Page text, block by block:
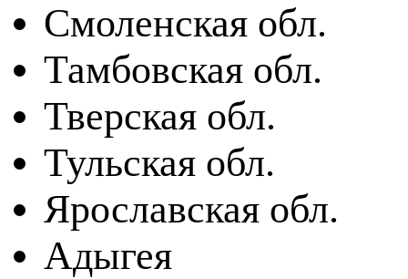
Смоленская обл.
Тамбовская обл.
Тверская обл.
Тульская обл.
Ярославская обл.
Адыгея